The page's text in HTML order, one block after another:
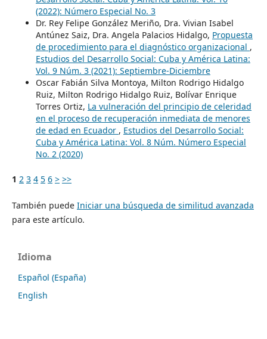
(2022): Número Especial No. 3
Dr. Rey Felipe González Meriño, Dra. Vivian Isabel
Antúnez Saiz, Dra. Angela Palacios Hidalgo, Propuesta
de procedimiento para el diagnóstico organizacional ,
Estudios del Desarrollo Social: Cuba y América Latina:
Vol. 9 Núm. 3 (2021): Septiembre-Diciembre
Oscar Fabián Silva Montoya, Milton Rodrigo Hidalgo
Ruiz, Milton Rodrigo Hidalgo Ruiz, Bolívar Enrique
Torres Ortiz, La vulneración del principio de celeridad
en el proceso de recuperación inmediata de menores
de edad en Ecuador , Estudios del Desarrollo Social:
Cuba y América Latina: Vol. 8 Núm. Número Especial
No. 2 (2020)
1 2 3 4 5 6 > >>
También puede Iniciar una búsqueda de similitud avanzada
para este artículo.
Idioma
Español (España)
English